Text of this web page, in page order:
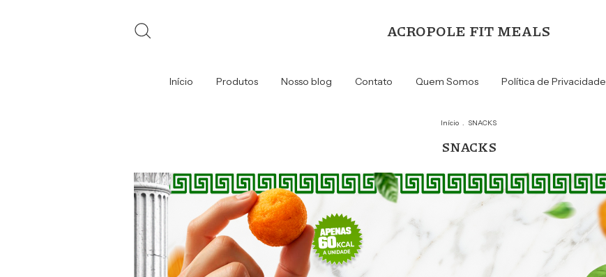
ACROPOLE FIT MEALS
Início Produtos Nosso blog Contato Quem Somos Política de Privacidade
Início . SNACKS
SNACKS